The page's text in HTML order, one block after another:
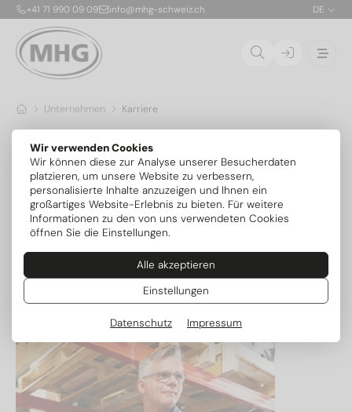
Wir verwenden Cookies
Wir können diese zur Analyse unserer Besucherdaten
platzieren, um unsere Website zu verbessern,
personalisierte Inhalte anzuzeigen und Ihnen ein
großartiges Website-Erlebnis zu bieten. Für weitere
Informationen zu den von uns verwendeten Cookies
öffnen Sie die Einstellungen.
Alle akzeptieren
Einstellungen
Datenschutz Impressum
+41 71 990 09 09 info@mhg-schweiz.ch DE
Unternehmen Karriere
Karriere bei MHG
Gestalten Sie mit uns die Zukunft moderner Heiztechnik.
Entdecken Sie spannende Aufgaben, ein starkes Team und
vielseitige Entwicklungsmöglichkeiten in einer zukunftssicheren
Branche.
Zu den Stellenangeboten